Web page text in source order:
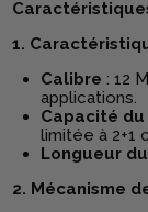
1.
Calibre : 12
applications.
Capacité du
limitée à 2+1
Longueur
2. Mécanisme